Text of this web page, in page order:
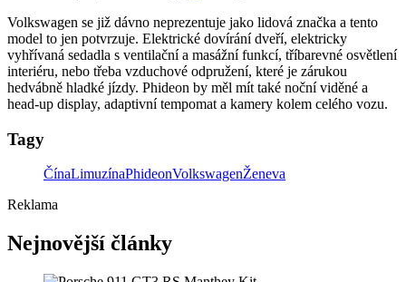
Volkswagen se již dávno neprezentuje jako lidová značka a tento
model to jen potvrzuje. Elektrické dovírání dveří, elektricky
vyhřívaná sedadla s ventilační a masážní funkcí, tříbarevné osvětlení
interiéru, nebo třeba vzduchové odpružení, které je zárukou
hedvábně hladké jízdy. Phideon by měl mít také noční viděné a
head-up display, adaptivní tempomat a kamery kolem celého vozu.
Tagy
ČínaLimuzínaPhideonVolkswagenŽeneva
Reklama
Nejnovější články